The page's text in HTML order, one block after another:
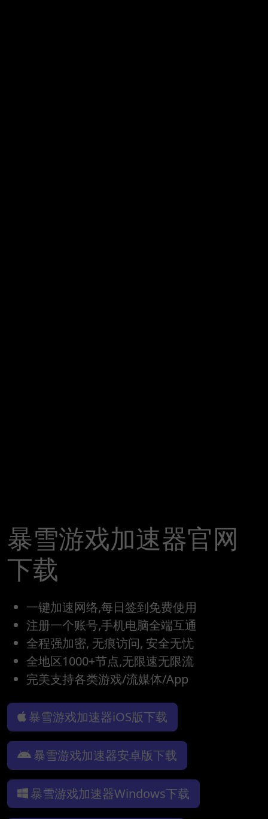
暴雪游戏加速器官网
下载
一键加速网络,每日签到免费使用
注册一个账号,手机电脑全端互通
全程强加密, 无痕访问, 安全无忧
全地区1000+节点,无限速无限流
完美支持各类游戏/流媒体/App
暴雪游戏加速器iOS版下载
暴雪游戏加速器安卓版下载
暴雪游戏加速器Windows下载